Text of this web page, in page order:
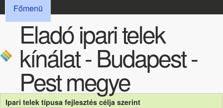
FŐMENÜ
Főmenü
Eladó ipari telek
kínálat - Budapest -
Pest megye
Ipari telek típusa fejlesztés célja szerint